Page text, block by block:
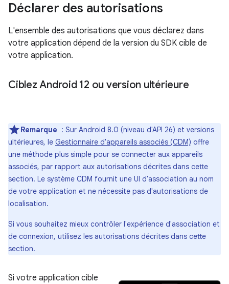
Déclarer des autorisations
L'ensemble des autorisations que vous déclarez dans
votre application dépend de la version du SDK cible de
votre application.
Ciblez Android 12 ou version ultérieure
Remarque : Sur Android 8.0 (niveau d'API 26) et versions
ultérieures, le Gestionnaire d'appareils associés (CDM) offre
une méthode plus simple pour se connecter aux appareils
associés, par rapport aux autorisations décrites dans cette
section. Le système CDM fournit une UI d'association au nom
de votre application et ne nécessite pas d'autorisations de
localisation.
Si vous souhaitez mieux contrôler l'expérience d'association et
de connexion, utilisez les autorisations décrites dans cette
section.
Si votre application cible